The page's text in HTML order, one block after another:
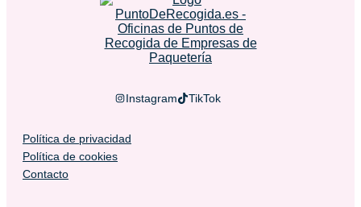
Instagram TikTok
Política de privacidad
Política de cookies
Contacto